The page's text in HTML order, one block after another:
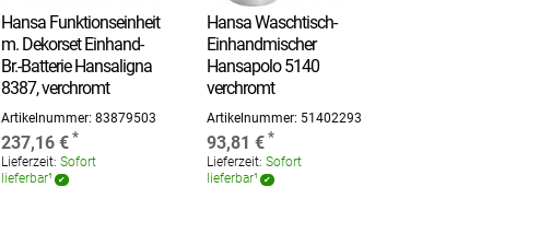
Hansa Funktionseinheit
m. Dekorset Einhand-
Br.-Batterie Hansaligna
8387, verchromt
Artikelnummer:83879503
237,16 €
Lieferzeit: Sofort
lieferbar¹
Hansa Waschtisch-
Einhandmischer
Hansapolo 5140
verchromt
Artikelnummer: 51402293
93,81 €
Lieferzeit: Sofort
lieferbar¹